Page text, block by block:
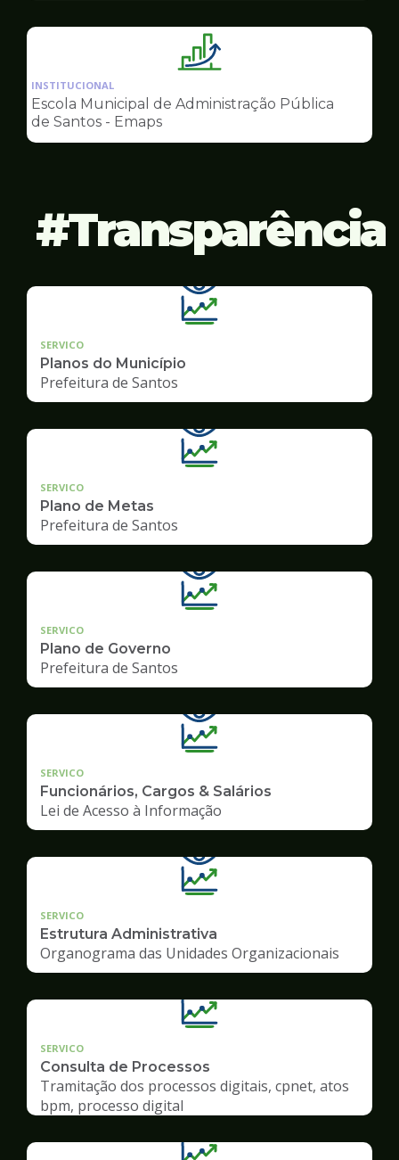
Ilustração
pagina
Gestão
INSTITUCIONAL
Escola Municipal de Administração Pública
de Santos - Emaps
Transparência
SERVICO
Planos do Município
Prefeitura de Santos
SERVICO
Plano de Metas
Prefeitura de Santos
SERVICO
Plano de Governo
Prefeitura de Santos
SERVICO
Funcionários, Cargos & Salários
Lei de Acesso à Informação
SERVICO
Estrutura Administrativa
Organograma das Unidades Organizacionais
SERVICO
Consulta de Processos
Tramitação dos processos digitais, cpnet, atos
bpm, processo digital